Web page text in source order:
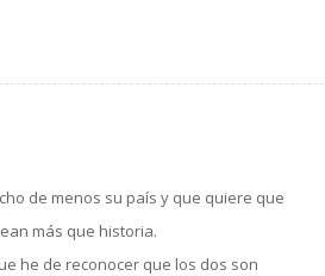
de menos su país y que quiere que
más que historia.
he de reconocer que los dos son